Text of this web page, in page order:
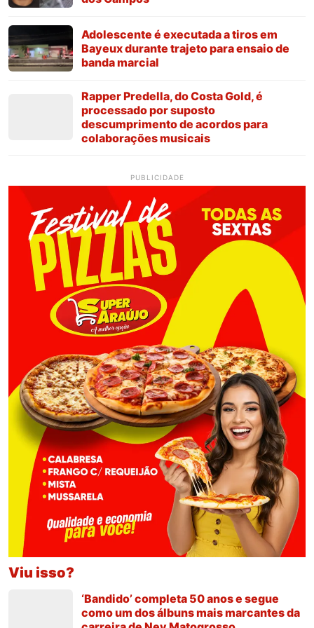
Adolescente é executada a tiros em
Bayeux durante trajeto para ensaio de
banda marcial
Rapper Predella, do Costa Gold, é
processado por suposto
descumprimento de acordos para
colaborações musicais
PUBLICIDADE
Viu isso?
‘Bandido’ completa 50 anos e segue
como um dos álbuns mais marcantes da